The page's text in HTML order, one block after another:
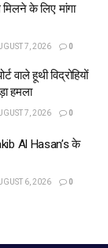
के लिए मांगा
7, 2026 0
हूथी विद्रोहियों
हमला
7, 2026 0
Al Hasan’s के
6, 2026 0